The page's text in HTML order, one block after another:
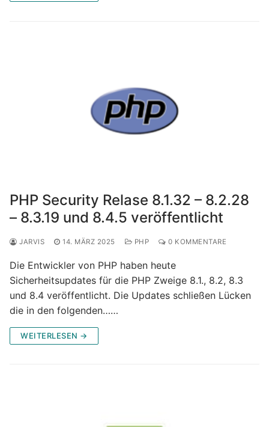
PHP Security Relase 8.1.32 – 8.2.28
– 8.3.19 und 8.4.5 veröffentlicht
JARVIS 14. MÄRZ 2025 PHP 0 KOMMENTARE
Die Entwickler von PHP haben heute
Sicherheitsupdates für die PHP Zweige 8.1., 8.2, 8.3
und 8.4 veröffentlicht. Die Updates schließen Lücken
die in den folgenden……
WEITERLESEN →